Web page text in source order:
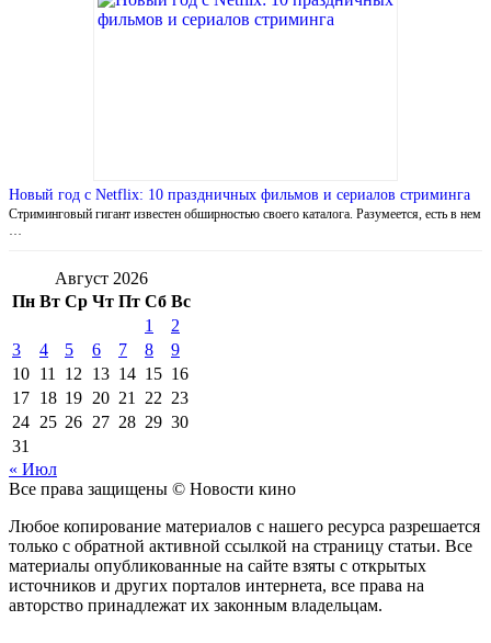
Новый год с Netflix: 10 праздничных фильмов и сериалов стриминга
Стриминговый гигант известен обширностью своего каталога. Разумеется, есть в нем
Август 2026
Пн Вт Ср Чт Пт Сб Вс
1
2
3
4 5 6 7 8
9
10 11 12 13 14 15 16
17 18 19 20 21 22 23
24 25 26 27 28 29 30
31
« Июл
Все права защищены © Новости кино
Любое копирование материалов с нашего ресурса разрешается
только с обратной активной ссылкой на страницу статьи. Все
материалы опубликованные на сайте взяты с открытых
источников и других порталов интернета, все права на
авторство принадлежат их законным владельцам.